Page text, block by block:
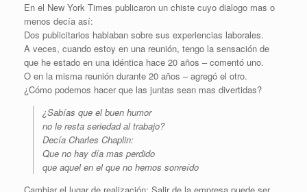
En el New York Times publicaron un chiste cuyo dialogo mas o
menos decía así:
Dos publicitarios hablaban sobre sus experiencias laborales.
A veces, cuando estoy en una reunión, tengo la sensación de
que he estado en una idéntica hace 20 años – comentó uno.
O en la misma reunión durante 20 años – agregó el otro.
¿Cómo podemos hacer que las juntas sean mas divertidas?
¿Sabías que el buen humor
no le resta seriedad al trabajo?
Decía Charles Chaplin:
Que no hay día mas perdido
que aquel en el que no hemos sonreído